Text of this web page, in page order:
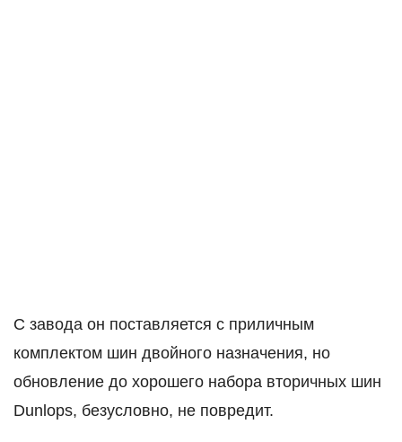
С завода он поставляется с приличным
комплектом шин двойного назначения, но
обновление до хорошего набора вторичных шин
Dunlops, безусловно, не повредит.